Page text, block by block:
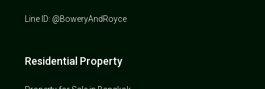
Line ID: @BoweryAndRoyce
Residential Property